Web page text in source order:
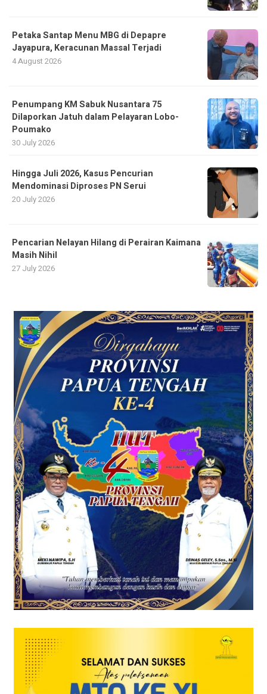
Petaka Santap Menu MBG di Depapre
Jayapura, Keracunan Massal Terjadi
4 August 2026
Penumpang KM Sabuk Nusantara 75
Dilaporkan Jatuh dalam Pelayaran Lobo-
Poumako
30 July 2026
Hingga Juli 2026, Kasus Pencurian
Mendominasi Diproses PN Serui
20 July 2026
Pencarian Nelayan Hilang di Perairan Kaimana
Masih Nihil
27 July 2026